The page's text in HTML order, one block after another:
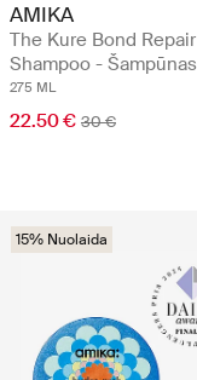
AMIKA
The Kure Bond Repair
Shampoo - Šampūnas
275 ML
22.50 € 30 €
15% Nuolaida